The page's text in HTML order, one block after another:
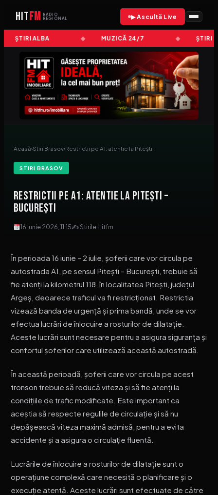
HITFM
RADIO
REGIONAL
▶ Ascultă Live
ȘTIRI ALBA MUZICĂ 24/7 ȘTIRI
Acasă›Stiri Brasov›Restrictii pe A1: atentie la Pitești…
STIRI BRASOV
Restrictii pe A1: atentie la Pitești –
București
16 iunie 2026, 11:15✍ Stirile Hitfm
În perioada 16 iunie – 2 iulie, șoferii care vor circula pe
autostrada A1, pe sensul Pitești – București, trebuie să
fie atenți la kilometrul 118, în localitatea Pitești, județul
Argeș, deoarece traficul va fi restricționat. Restrictia
vizează banda de urgență și prima bandă, unde se vor
efectua lucrări de înlocuire a rosturilor de dilatație.
Aceste lucrări sunt necesare pentru a asigura siguranța și
confortul șoferilor care utilizează această autostradă.
În această perioadă, șoferii care vor circula pe acest
tronson trebuie să reducă viteza și să fie atenți la
condițiile de trafic modificate. Este important ca
aceștia să respecte regulile de circulație și să nu
depășească viteza maximă admisă, pentru a evita
accidente și a asigura o circulație fluentă.
Lucrările de înlocuire a rosturilor de dilatație sunt o
operațiune complexă care necesită o planificare și o
execuție atentă. Aceste lucrări sunt efectuate de către